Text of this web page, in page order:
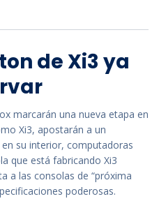
de Xi3 ya
marcarán una nueva etapa en
Xi3, apostarán a un
su interior, computadoras
que está fabricando Xi3
a las consolas de “próxima
poderosas.